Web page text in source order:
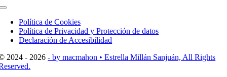
Toggle
NavigationPolítica de Cookies
Política de Privacidad y Protección de datos
Declaración de Accesibilidad
2024 - 2026- by macmahon • Estrella Millán Sanjuán, All Rights